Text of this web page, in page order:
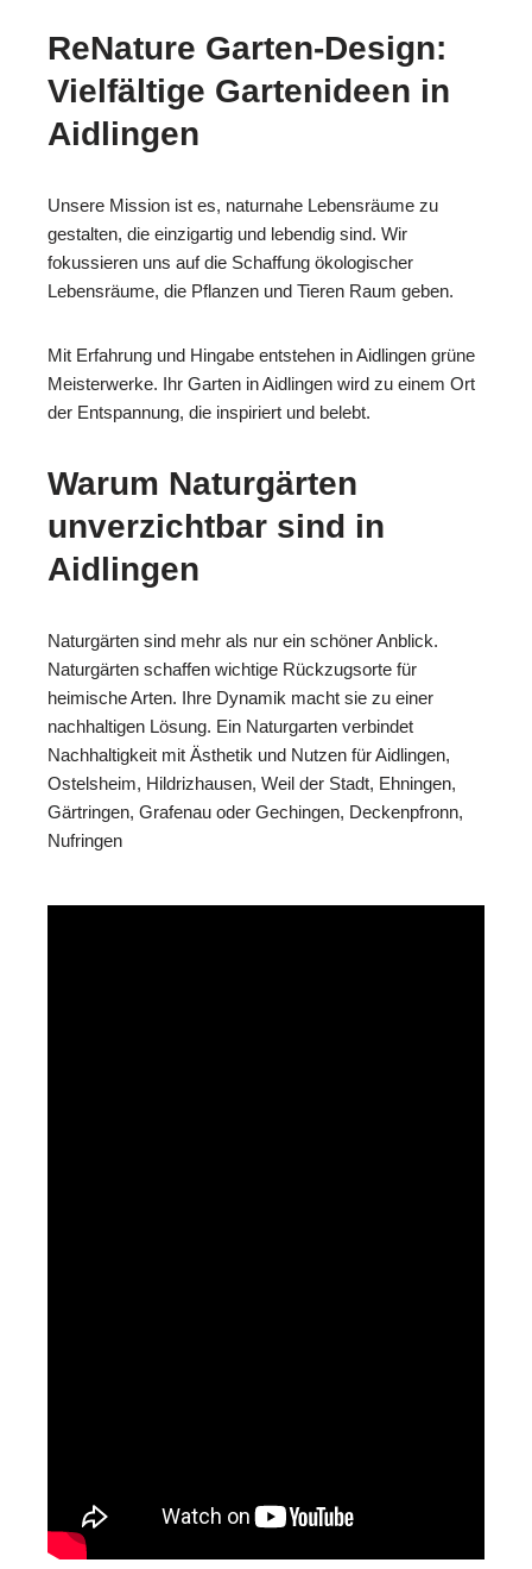
ReNature Garten-Design:
Vielfältige Gartenideen in
Aidlingen
Unsere Mission ist es, naturnahe Lebensräume zu
gestalten, die einzigartig und lebendig sind. Wir
fokussieren uns auf die Schaffung ökologischer
Lebensräume, die Pflanzen und Tieren Raum geben.
Mit Erfahrung und Hingabe entstehen in Aidlingen grüne
Meisterwerke. Ihr Garten in Aidlingen wird zu einem Ort
der Entspannung, die inspiriert und belebt.
Warum Naturgärten
unverzichtbar sind in
Aidlingen
Naturgärten sind mehr als nur ein schöner Anblick.
Naturgärten schaffen wichtige Rückzugsorte für
heimische Arten. Ihre Dynamik macht sie zu einer
nachhaltigen Lösung. Ein Naturgarten verbindet
Nachhaltigkeit mit Ästhetik und Nutzen für Aidlingen,
Ostelsheim, Hildrizhausen, Weil der Stadt, Ehningen,
Gärtringen, Grafenau oder Gechingen, Deckenpfronn,
Nufringen